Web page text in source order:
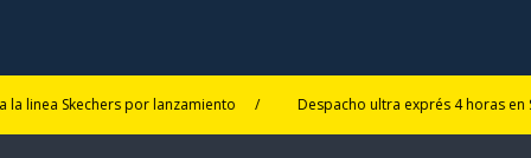
Skechers por lanzamiento Despacho ultra exprés 4 horas en